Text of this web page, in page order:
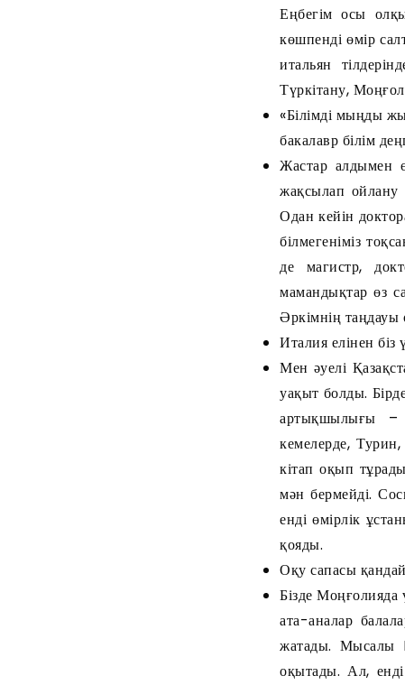
Еңбегім осы
көшпенді өмір
итальян
Түркітану,
«Білімді мыңды
бакалавр білім
Жастар алдымен
жақсылап ойлану
Одан кейін
білмегеніміз
де магистр,
мамандықтар өз
Әркімнің таңдауы
Италия елінен
Мен әуелі
уақыт болды.
артықшылығы –
кемелерде,
кітап оқып
мән бермейді.
енді өмірлік
қояды.
Оқу сапасы
Бізде Моңғолияда
ата-аналар
жатады. Мысалы
оқытады. Ал, енді